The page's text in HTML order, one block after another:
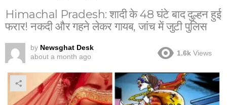
Himachal Pradesh: शादी के 48 घंटे बाद दुल्हन हुई
फरार! नकदी और गहने लेकर गायब, जांच में जुटी पुलिस
by Newsghat Desk
about a month ago
1.6k Views